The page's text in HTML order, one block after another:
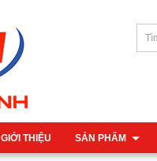
GIỚI THIỆU SẢN PHẨM